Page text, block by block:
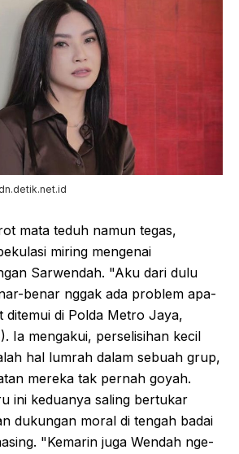
mata teduh namun tegas,
miring mengenai
Sarwendah. "Aku dari dulu
benar nggak ada problem apa-
ditemui di Polda Metro Jaya,
Ia mengakui, perselisihan kecil
hal lumrah dalam sebuah grup,
mereka tak pernah goyah.
ini keduanya saling bertukar
dukungan moral di tengah badai
"Kemarin juga Wendah nge-